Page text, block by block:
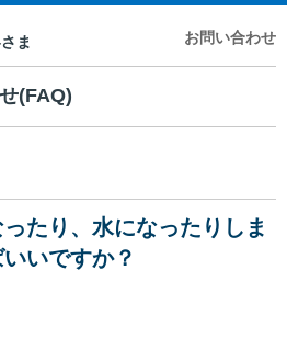
お問い合わせ
(FAQ)
たり、水になったりしま
いですか？